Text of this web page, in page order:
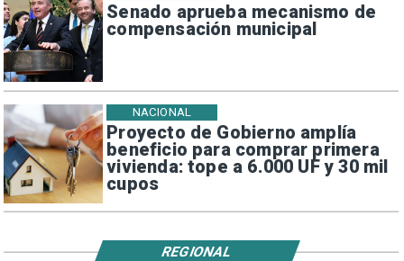
Senado aprueba mecanismo de
compensación municipal
Proyecto de Gobierno amplía
beneficio para comprar primera
vivienda: tope a 6.000 UF y 30 mil
cupos
NACIONAL
REGIONAL